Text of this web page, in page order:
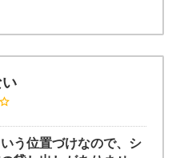
い
う位置づけなので、シ